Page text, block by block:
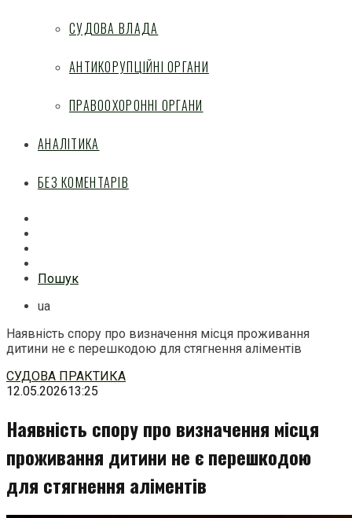
СУДОВА ВЛАДА
АНТИКОРУПЦІЙНІ ОРГАНИ
ПРАВООХОРОННІ ОРГАНИ
АНАЛІТИКА
БЕЗ КОМЕНТАРІВ
Пошук
ua
Наявність спору про визначення місця проживання
дитини не є перешкодою для стягнення аліментів
Перейти
до
СУДОВА ПРАКТИКА
12.05.202613:25
Наявність спору про визначення місця
проживання дитини не є перешкодою
для стягнення аліментів